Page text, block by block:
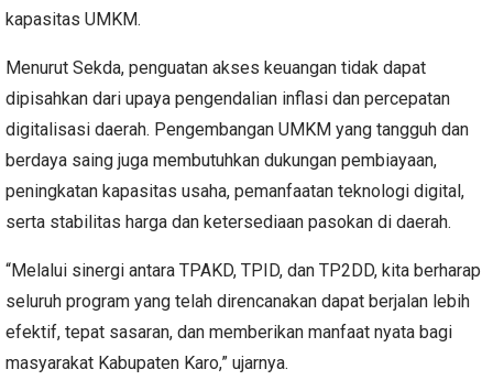
kapasitas UMKM.
Menurut Sekda, penguatan akses keuangan tidak dapat
dipisahkan dari upaya pengendalian inflasi dan percepatan
digitalisasi daerah. Pengembangan UMKM yang tangguh dan
berdaya saing juga membutuhkan dukungan pembiayaan,
peningkatan kapasitas usaha, pemanfaatan teknologi digital,
serta stabilitas harga dan ketersediaan pasokan di daerah.
“Melalui sinergi antara TPAKD, TPID, dan TP2DD, kita berharap
seluruh program yang telah direncanakan dapat berjalan lebih
efektif, tepat sasaran, dan memberikan manfaat nyata bagi
masyarakat Kabupaten Karo,” ujarnya.